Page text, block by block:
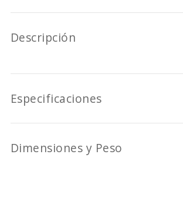
Descripción
Especificaciones
Dimensiones y Peso